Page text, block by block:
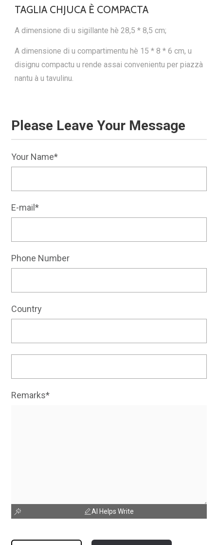
TAGLIA CHJUCA È COMPACTA
A dimensione di u sigillante hè 28,5 * 8,5 cm;
A dimensione di u compartimentu hè 15 * 8 * 6 cm, u
disignu compactu u rende assai convenientu per piazzà
nantu à u tavulinu.
Please Leave Your Message
Your Name*
E-mail*
Phone Number
Country
Remarks*
AI Helps Write